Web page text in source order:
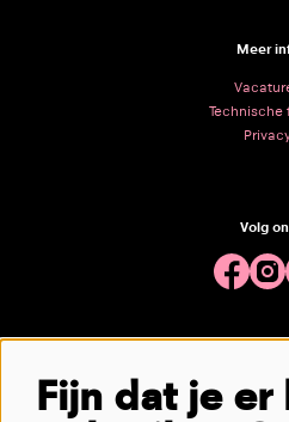
Meer
Technische
Volg
Meld je aan voor
Fijn dat je er